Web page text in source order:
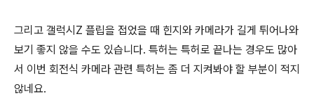
그리고 갤럭시Z 플립을 접었을 때 힌지와 카메라가 길게 튀어나와
보기 좋지 않을 수도 있습니다. 특허는 특허로 끝나는 경우도 많아
서 이번 회전식 카메라 관련 특허는 좀 더 지켜봐야 할 부분이 적지
않네요.